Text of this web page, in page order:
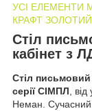
УСІ ЕЛЕМЕНТИ
КРАФТ ЗОЛОТИЙ
Стіл
кабінет з
Стіл
серії СІМПЛ, від
Неман. Сучасний